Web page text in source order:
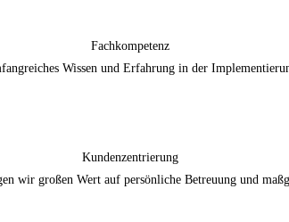
Fachkompetenz
Wissen und Erfahrung in der
Kundenzentrierung
wir großen Wert auf persönliche Betreuung und